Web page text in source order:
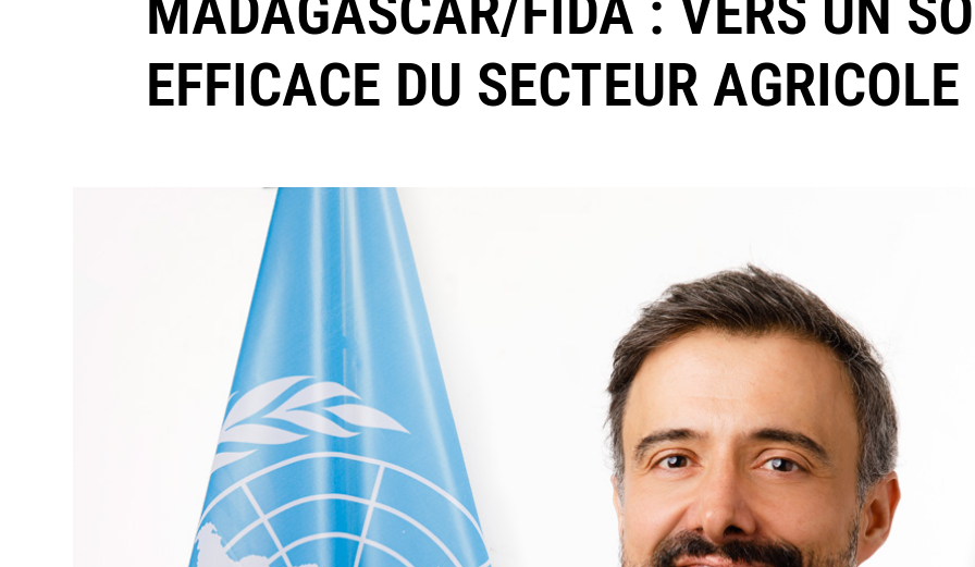
EFFICACE DU SECTEUR AGRICOLE